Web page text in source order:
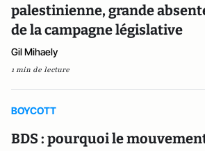
palestinienne, grande
de la campagne législative
Gil Mihaely
1 min de lecture
BOYCOTT
BDS : pourquoi le